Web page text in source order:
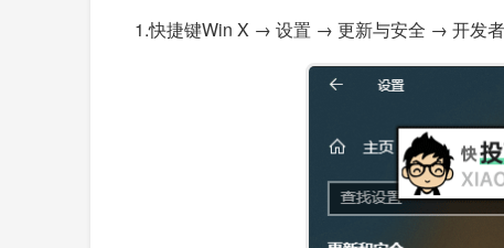
1.快捷键Win X → 设置 → 更新与安全 → 开发